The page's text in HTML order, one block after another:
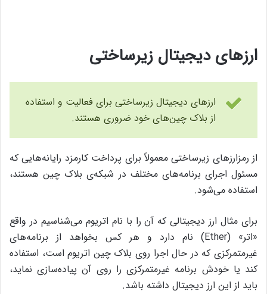
ارزهای دیجیتال زیرساختی
ارزهای دیجیتال زیرساختی برای فعالیت و استفاده
از بلاک چین‌های خود ضروری هستند.
از رمزارزهای زیرساختی معمولاً برای پرداخت کارمزد رایانه‌هایی که
مسئول اجرای برنامه‌های مختلف در شبکه‌ی بلاک چین هستند،
استفاده می‌شود.
برای مثال ارز دیجیتالی که آن را با نام اتریوم می‌شناسیم در واقع
«اتر» (Ether) نام دارد و هر کس بخواهد از برنامه‌های
غیرمتمرکزی که در حال اجرا روی بلاک چین اتریوم است، استفاده
کند یا خودش برنامه‌ غیرمتمرکزی را روی آن پیاده‌سازی نماید،
باید از این ارز دیجیتال داشته باشد.